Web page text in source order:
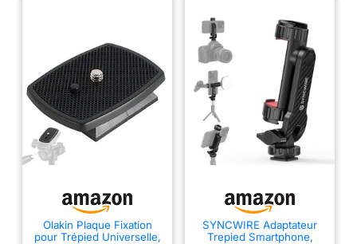
Olakin Plaque Fixation
pour Trépied Universelle,
SYNCWIRE Adaptateur
Trepied Smartphone,